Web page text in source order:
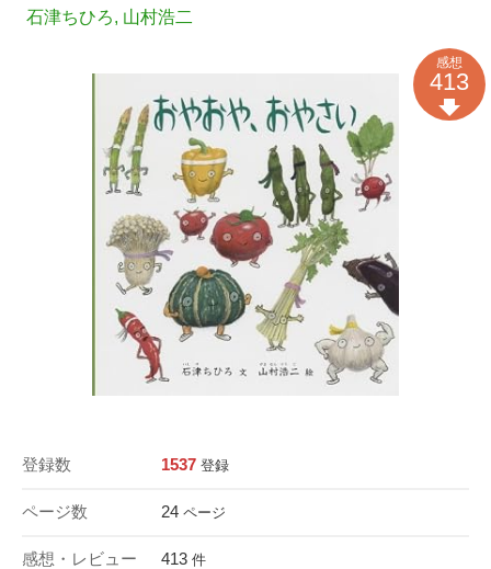
石津ちひろ, 山村浩二
登録数 1537 登録
ページ数 24 ページ
感想・レビュー 413 件
感想
413